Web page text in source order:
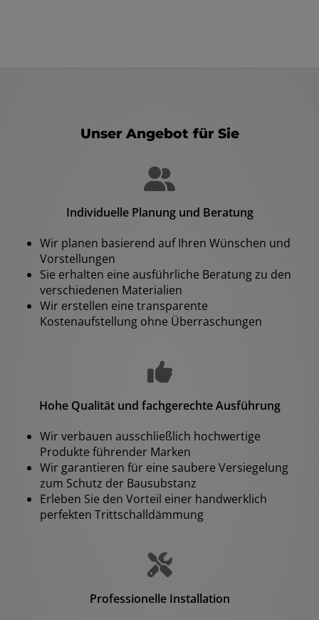
Unser Angebot für Sie
Individuelle Planung und Beratung
Wir planen basierend auf Ihren Wünschen und
Vorstellungen
Sie erhalten eine ausführliche Beratung zu den
verschiedenen Materialien
Wir erstellen eine transparente
Kostenaufstellung ohne Überraschungen
Hohe Qualität und fachgerechte Ausführung
Wir verbauen ausschließlich hochwertige
Produkte führender Marken
Wir garantieren für eine saubere Versiegelung
zum Schutz der Bausubstanz
Erleben Sie den Vorteil einer handwerklich
perfekten Trittschalldämmung
Professionelle Installation